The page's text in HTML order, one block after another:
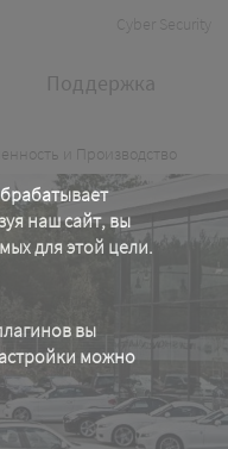
наш сайт, вы
для этой цели.
вы
можно
Header
Meta
Cyber Security
Поддержка
и Производство